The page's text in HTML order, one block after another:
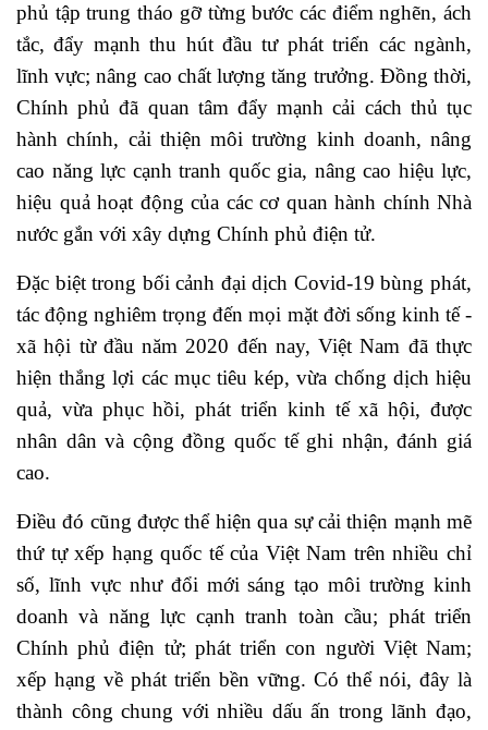
phủ tập trung tháo gỡ từng bước các điểm nghẽn, ách
tắc, đẩy mạnh thu hút đầu tư phát triển các ngành,
lĩnh vực; nâng cao chất lượng tăng trưởng. Đồng thời,
Chính phủ đã quan tâm đẩy mạnh cải cách thủ tục
hành chính, cải thiện môi trường kinh doanh, nâng
cao năng lực cạnh tranh quốc gia, nâng cao hiệu lực,
hiệu quả hoạt động của các cơ quan hành chính Nhà
nước gắn với xây dựng Chính phủ điện tử.
Đặc biệt trong bối cảnh đại dịch Covid-19 bùng phát,
tác động nghiêm trọng đến mọi mặt đời sống kinh tế -
xã hội từ đầu năm 2020 đến nay, Việt Nam đã thực
hiện thắng lợi các mục tiêu kép, vừa chống dịch hiệu
quả, vừa phục hồi, phát triển kinh tế xã hội, được
nhân dân và cộng đồng quốc tế ghi nhận, đánh giá
cao.
Điều đó cũng được thể hiện qua sự cải thiện mạnh mẽ
thứ tự xếp hạng quốc tế của Việt Nam trên nhiều chỉ
số, lĩnh vực như đổi mới sáng tạo môi trường kinh
doanh và năng lực cạnh tranh toàn cầu; phát triển
Chính phủ điện tử; phát triển con người Việt Nam;
xếp hạng về phát triển bền vững. Có thể nói, đây là
thành công chung với nhiều dấu ấn trong lãnh đạo,